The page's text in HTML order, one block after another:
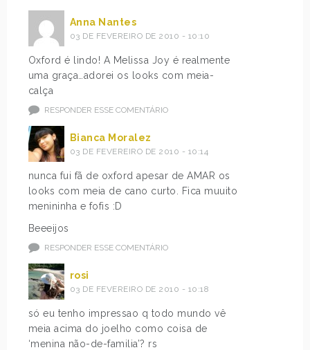
Anna Nantes
03 DE FEVEREIRO DE 2010 - 10:10
Oxford é lindo! A Melissa Joy é realmente
uma graça…adorei os looks com meia-
calça
RESPONDER ESSE COMENTÁRIO
Bianca Moralez
03 DE FEVEREIRO DE 2010 - 10:14
nunca fui fã de oxford apesar de AMAR os
looks com meia de cano curto. Fica muuito
menininha e fofis :D
Beeeijos
RESPONDER ESSE COMENTÁRIO
rosi
03 DE FEVEREIRO DE 2010 - 10:18
só eu tenho impressao q todo mundo vê
meia acima do joelho como coisa de
‘menina não-de-familia’? rs